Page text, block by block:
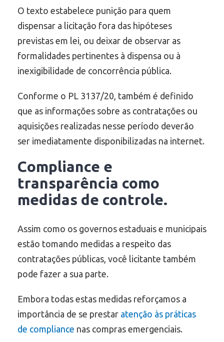
O texto estabelece punição para quem
dispensar a licitação fora das hipóteses
previstas em lei, ou deixar de observar as
formalidades pertinentes à dispensa ou à
inexigibilidade de concorrência pública.
Conforme o PL 3137/20, também é definido
que as informações sobre as contratações ou
aquisições realizadas nesse período deverão
ser imediatamente disponibilizadas na internet.
Compliance e
transparência como
medidas de controle.
Assim como os governos estaduais e municipais
estão tomando medidas a respeito das
contratações públicas, você licitante também
pode fazer a sua parte.
Embora todas estas medidas reforçamos a
importância de se prestar atenção às práticas
de compliance nas compras emergenciais.